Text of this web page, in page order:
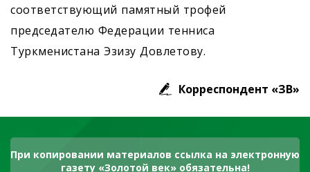
соответствующий памятный трофей
председателю Федерации тенниса
Туркменистана Эзизу Довлетову.
Корреспондент «ЗВ»
При копировании материалов ссылка на электронную
газету «Золотой век» обязательна!